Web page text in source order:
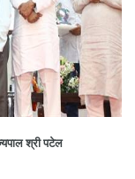
श्री पटेल